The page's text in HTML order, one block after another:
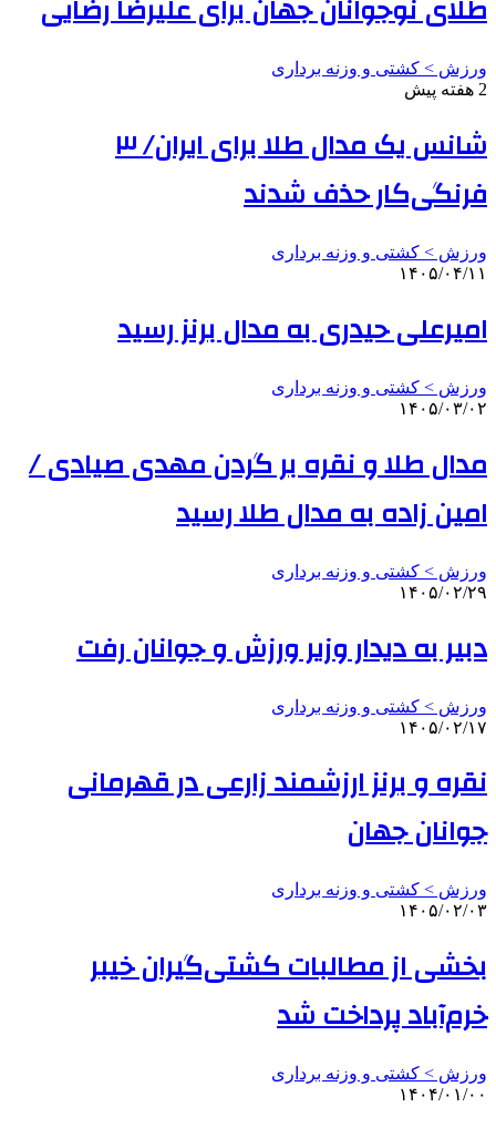
طلای نوجوانان جهان برای علیرضا رضایی
ورزش > کشتی و وزنه برداری
2 هفته پیش
شانس یک مدال طلا برای ایران/ ۳
فرنگی‌کار حذف شدند
ورزش > کشتی و وزنه برداری
۱۴۰۵/۰۴/۱۱
امیرعلی حیدری به مدال برنز رسید
ورزش > کشتی و وزنه برداری
۱۴۰۵/۰۳/۰۲
مدال طلا و نقره بر گردن مهدی صیادی /
امین زاده به مدال طلا رسید
ورزش > کشتی و وزنه برداری
۱۴۰۵/۰۲/۲۹
دبیر به دیدار وزیر ورزش و جوانان رفت
ورزش > کشتی و وزنه برداری
۱۴۰۵/۰۲/۱۷
نقره و برنز ارزشمند زارعی در قهرمانی
جوانان جهان
ورزش > کشتی و وزنه برداری
۱۴۰۵/۰۲/۰۳
بخشی از مطالبات کشتی‌گیران خیبر
خرم‌آباد پرداخت شد
ورزش > کشتی و وزنه برداری
۱۴۰۴/۰۱/۰۰